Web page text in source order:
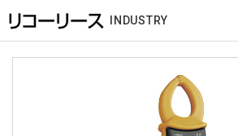
INDUSTRY